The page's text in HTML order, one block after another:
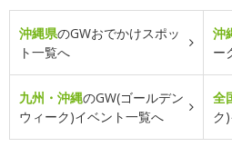
沖縄県のGWおでかけスポッ
ト一覧へ
沖
ー
九州・沖縄のGW(ゴールデン
ウィーク)イベント一覧へ
全
ク